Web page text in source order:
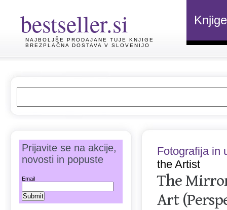
bestseller.si
NAJBOLJŠE PRODAJANE TUJE KNJIGE
BREZPLAČNA DOSTAVA V SLOVENIJO
Knjige
Fotografija in
the Artist
The
Art
Prijavite se na akcije,
novosti in popuste
Email